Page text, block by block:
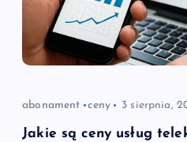
abonament ceny 3 sierpnia,
Jakie są ceny usług